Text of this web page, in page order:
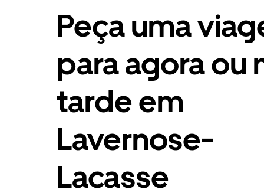
Peça uma
para agora ou
tarde em
Lavernose-
Lacasse